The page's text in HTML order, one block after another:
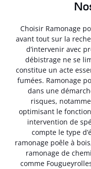
Choisir Ramonage
avant tout sur la
d’intervenir avec
débistrage ne se
constitue un acte
fumées. Ramonage
dans une
risques,
optimisant le
intervention de
compte le type
ramonage poêle à
ramonage de
comme